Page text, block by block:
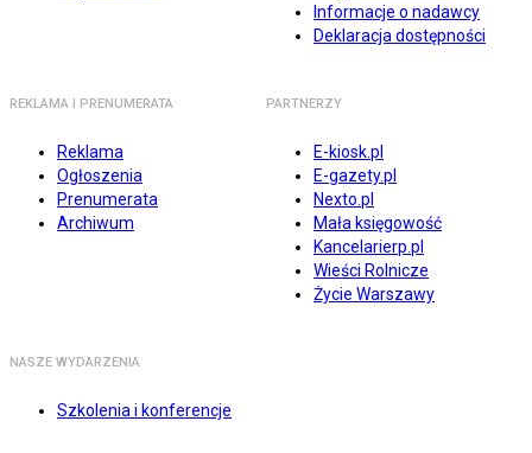
Informacje o nadawcy
Deklaracja dostępności
REKLAMA I PRENUMERATA
Reklama
Ogłoszenia
Prenumerata
Archiwum
PARTNERZY
E-kiosk.pl
E-gazety.pl
Nexto.pl
Mała księgowość
Kancelarierp.pl
Wieści Rolnicze
Życie Warszawy
NASZE WYDARZENIA
Szkolenia i konferencje